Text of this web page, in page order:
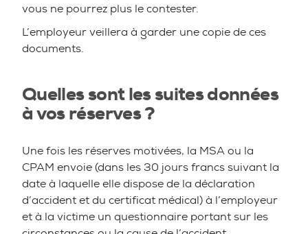
vous ne pourrez plus le contester.
L’employeur veillera à garder une copie de ces
documents.
Quelles sont les suites données
à vos réserves ?
Une fois les réserves motivées, la MSA ou la
CPAM envoie (dans les 30 jours francs suivant la
date à laquelle elle dispose de la déclaration
d’accident et du certificat médical) à l’employeur
et à la victime un questionnaire portant sur les